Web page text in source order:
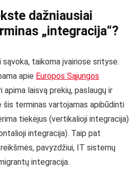
dažniausiai
„integracija“?
taikoma įvairiose srityse.
apie Europos Sąjungos
apima laisvą prekių, paslaugų ir
šis terminas vartojamas apibūdinti
tiekėjus (vertikalioji integracija)
integracija). Taip pat
pavyzdžiui, IT sistemų
integracija.